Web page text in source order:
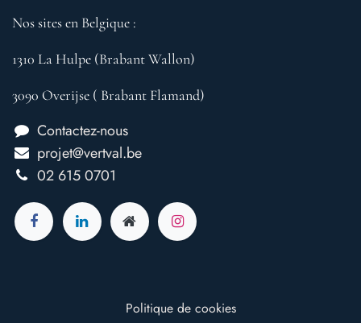
Nos sites en Belgique :
1310 La Hulpe (Brabant Wallon)
3090 Overijse ( Brabant Flamand)
Contactez-nous
projet@vertval.be
02 615 0701
Politique de cookies